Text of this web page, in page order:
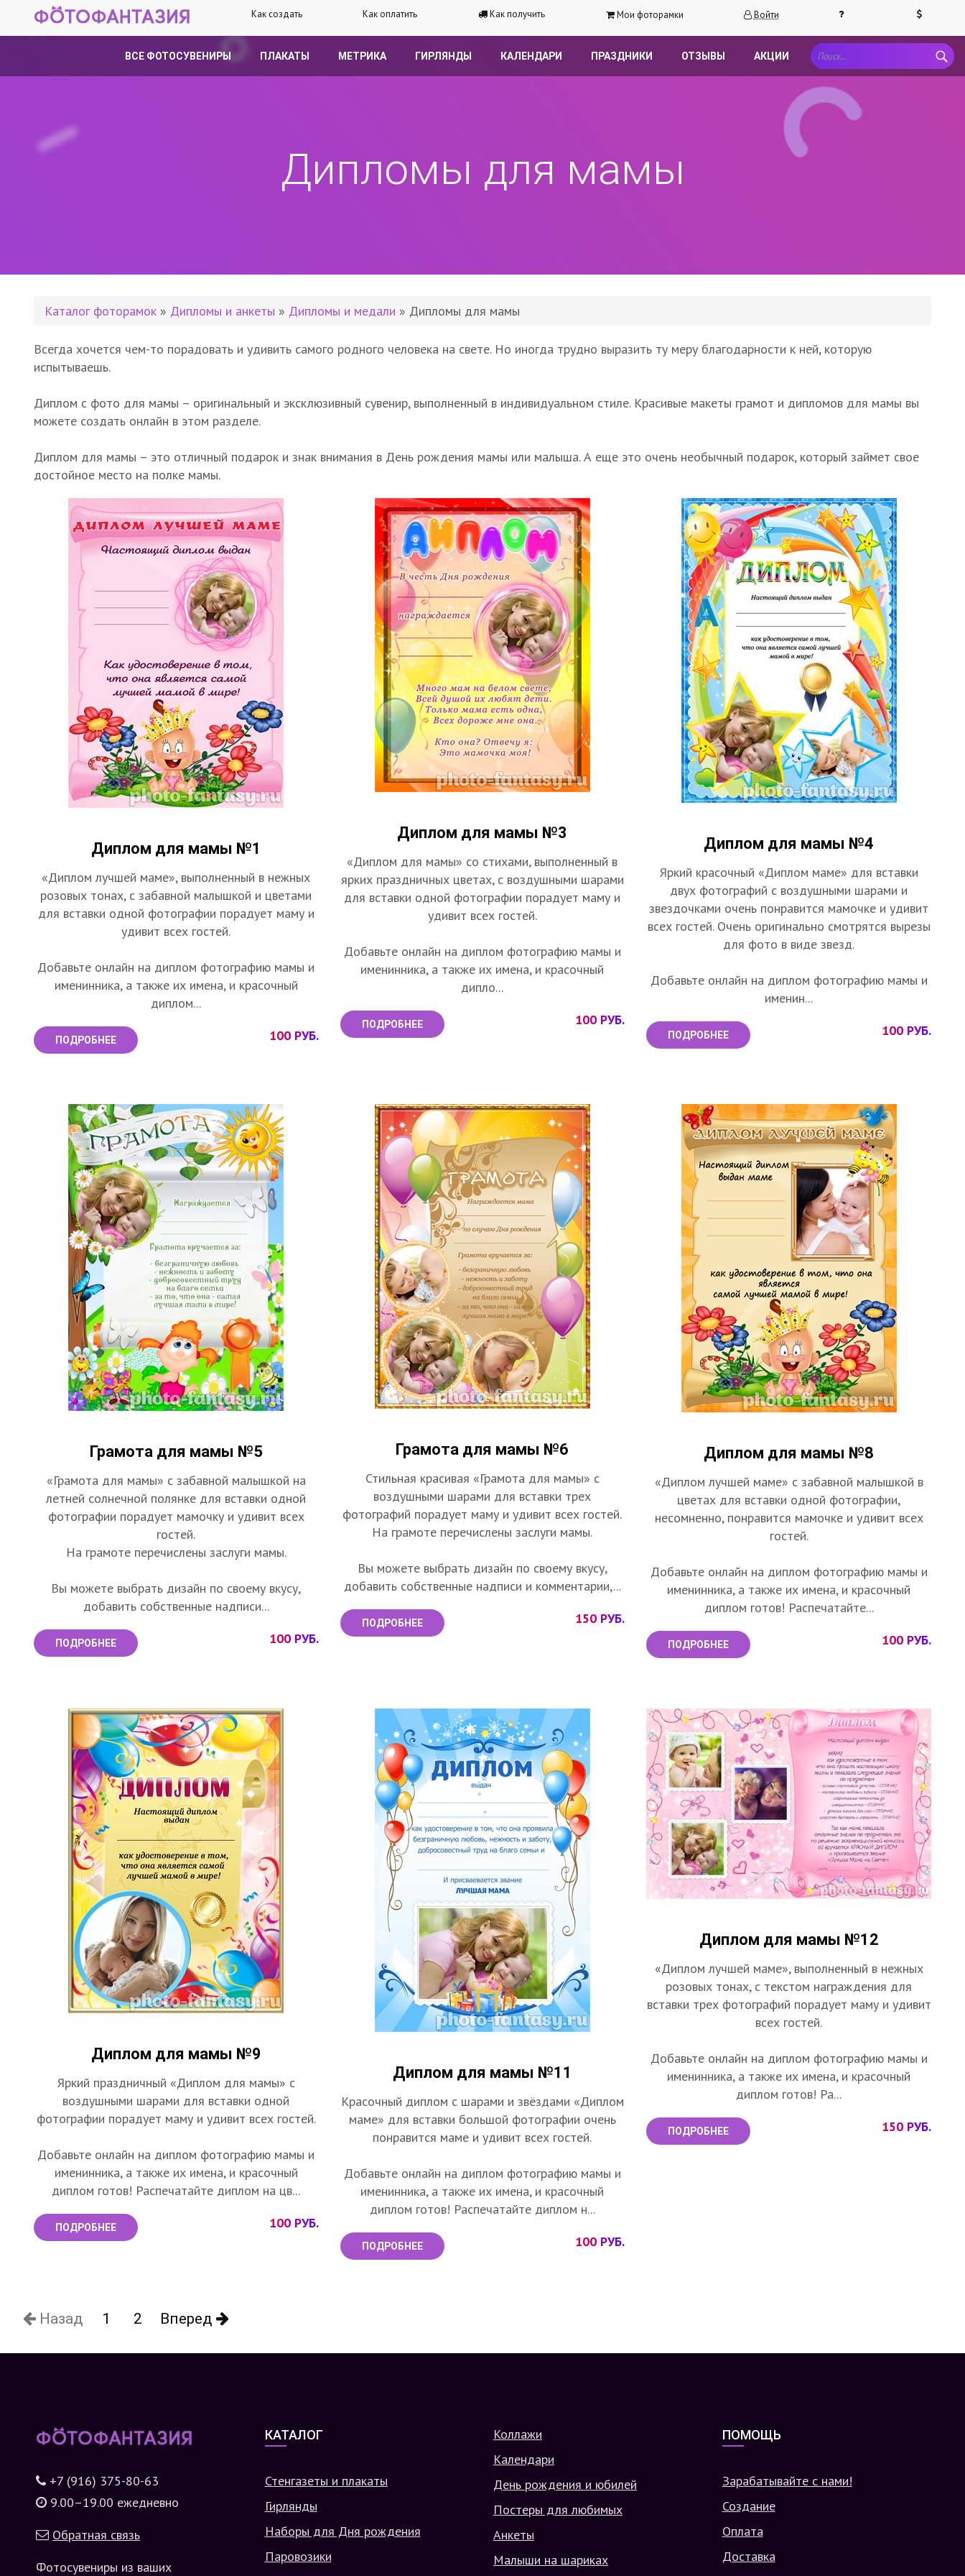
Как создать Как оплатить Как получить Мои фоторамки Войти
ВСЕ ФОТОСУВЕНИРЫ ПЛАКАТЫ МЕТРИКА ГИРЛЯНДЫ КАЛЕНДАРИ ПРАЗДНИКИ ОТЗЫВЫ АКЦИИ
Дипломы для мамы
Каталог фоторамок » Дипломы и анкеты » Дипломы и медали » Дипломы для мамы
Всегда хочется чем-то порадовать и удивить самого родного человека на свете. Но иногда трудно выразить ту меру благодарности к ней, которую
испытываешь.
Диплом с фото для мамы – оригинальный и эксклюзивный сувенир, выполненный в индивидуальном стиле. Красивые макеты грамот и дипломов для мамы вы
можете создать онлайн в этом разделе.
Диплом для мамы – это отличный подарок и знак внимания в День рождения мамы или малыша. А еще это очень необычный подарок, который займет свое
достойное место на полке мамы.
Диплом для мамы №1
«Диплом лучшей маме», выполненный в нежных
розовых тонах, с забавной малышкой и цветами
для вставки одной фотографии порадует маму и
удивит всех гостей.
Добавьте онлайн на диплом фотографию мамы и
именинника, а также их имена, и красочный
диплом...
ПОДРОБНЕЕ 100 РУБ.
Диплом для мамы №3
«Диплом для мамы» со стихами, выполненный в
ярких праздничных цветах, с воздушными шарами
для вставки одной фотографии порадует маму и
удивит всех гостей.
Добавьте онлайн на диплом фотографию мамы и
именинника, а также их имена, и красочный
дипло...
ПОДРОБНЕЕ 100 РУБ.
Диплом для мамы №4
Яркий красочный «Диплом маме» для вставки
двух фотографий с воздушными шарами и
звездочками очень понравится мамочке и удивит
всех гостей. Очень оригинально смотрятся вырезы
для фото в виде звезд.
Добавьте онлайн на диплом фотографию мамы и
именин...
ПОДРОБНЕЕ 100 РУБ.
Грамота для мамы №5
«Грамота для мамы» с забавной малышкой на
летней солнечной полянке для вставки одной
фотографии порадует мамочку и удивит всех
гостей.
На грамоте перечислены заслуги мамы.
Вы можете выбрать дизайн по своему вкусу,
добавить собственные надписи...
ПОДРОБНЕЕ 100 РУБ.
Грамота для мамы №6
Стильная красивая «Грамота для мамы» с
воздушными шарами для вставки трех
фотографий порадует маму и удивит всех гостей.
На грамоте перечислены заслуги мамы.
Вы можете выбрать дизайн по своему вкусу,
добавить собственные надписи и комментарии,...
ПОДРОБНЕЕ 150 РУБ.
Диплом для мамы №8
«Диплом лучшей маме» с забавной малышкой в
цветах для вставки одной фотографии,
несомненно, понравится мамочке и удивит всех
гостей.
Добавьте онлайн на диплом фотографию мамы и
именинника, а также их имена, и красочный
диплом готов! Распечатайте...
ПОДРОБНЕЕ 100 РУБ.
Диплом для мамы №9
Яркий праздничный «Диплом для мамы» с
воздушными шарами для вставки одной
фотографии порадует маму и удивит всех гостей.
Добавьте онлайн на диплом фотографию мамы и
именинника, а также их имена, и красочный
диплом готов! Распечатайте диплом на цв...
ПОДРОБНЕЕ 100 РУБ.
Диплом для мамы №11
Красочный диплом с шарами и звёздами «Диплом
маме» для вставки большой фотографии очень
понравится маме и удивит всех гостей.
Добавьте онлайн на диплом фотографию мамы и
именинника, а также их имена, и красочный
диплом готов! Распечатайте диплом н...
ПОДРОБНЕЕ 100 РУБ.
Диплом для мамы №12
«Диплом лучшей маме», выполненный в нежных
розовых тонах, с текстом награждения для
вставки трех фотографий порадует маму и удивит
всех гостей.
Добавьте онлайн на диплом фотографию мамы и
именинника, а также их имена, и красочный
диплом готов! Ра...
ПОДРОБНЕЕ 150 РУБ.
Назад 1 2 Вперед
+7 (916) 375-80-63
9.00–19.00 ежедневно
Обратная связь
Фотосувениры из ваших
КАТАЛОГ
Стенгазеты и плакаты
Гирлянды
Наборы для Дня рождения
Паровозики
Коллажи
Календари
День рождения и юбилей
Постеры для любимых
Анкеты
Малыши на шариках
ПОМОЩЬ
Зарабатывайте с нами!
Создание
Оплата
Доставка